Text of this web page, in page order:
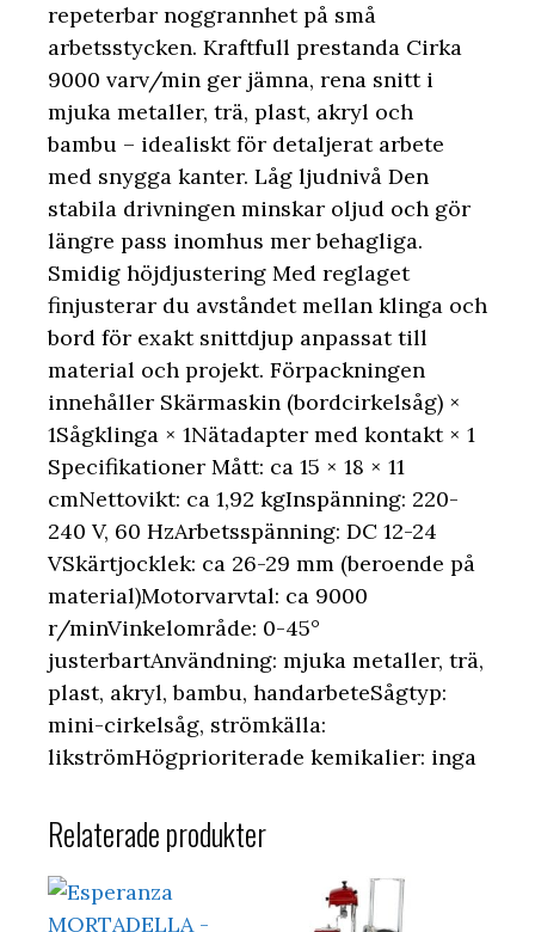
repeterbar noggrannhet på små
arbetsstycken. Kraftfull prestanda Cirka
9000 varv/min ger jämna, rena snitt i
mjuka metaller, trä, plast, akryl och
bambu – idealiskt för detaljerat arbete
med snygga kanter. Låg ljudnivå Den
stabila drivningen minskar oljud och gör
längre pass inomhus mer behagliga.
Smidig höjdjustering Med reglaget
finjusterar du avståndet mellan klinga och
bord för exakt snittdjup anpassat till
material och projekt. Förpackningen
innehåller Skärmaskin (bordcirkelsåg) ×
1Sågklinga × 1Nätadapter med kontakt × 1
Specifikationer Mått: ca 15 × 18 × 11
cmNettovikt: ca 1,92 kgInspänning: 220-
240 V, 60 HzArbetsspänning: DC 12-24
VSkärtjocklek: ca 26-29 mm (beroende på
material)Motorvarvtal: ca 9000
r/minVinkelområde: 0-45°
justerbartAnvändning: mjuka metaller, trä,
plast, akryl, bambu, handarbeteSågtyp:
mini-cirkelsåg, strömkälla:
likströmHögprioriterade kemikalier: inga
Relaterade produkter